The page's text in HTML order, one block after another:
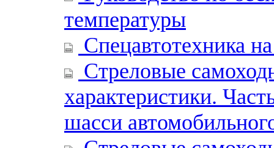
температуры
Спецавтотехника
Стреловые
характеристики.
шасси